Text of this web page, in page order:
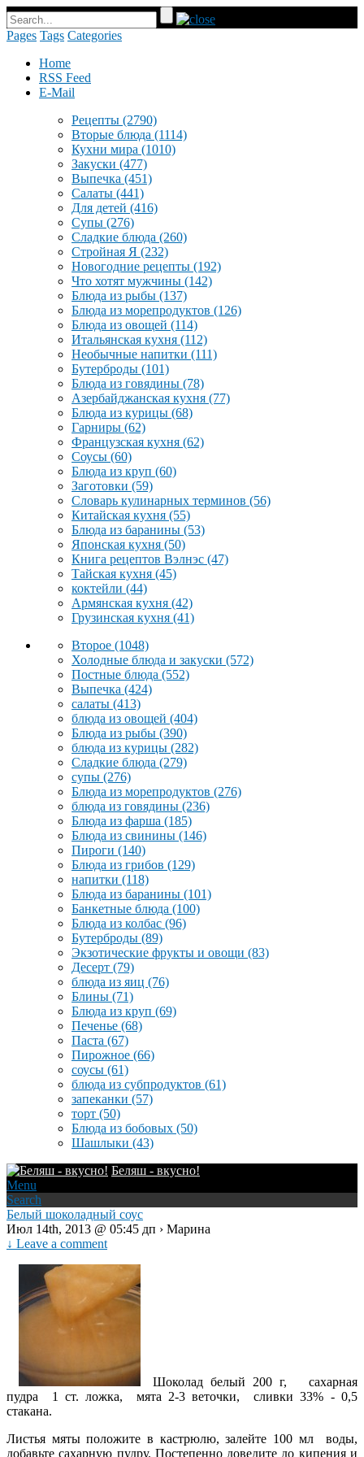
Pages Tags Categories
Home
RSS Feed
E-Mail
Рецепты (2790)
Вторые блюда (1114)
Кухни мира (1010)
Закуски (477)
Выпечка (451)
Салаты (441)
Для детей (416)
Супы (276)
Сладкие блюда (260)
Стройная Я (232)
Новогодние рецепты (192)
Что хотят мужчины (142)
Блюда из рыбы (137)
Блюда из морепродуктов (126)
Блюда из овощей (114)
Итальянская кухня (112)
Необычные напитки (111)
Бутерброды (101)
Блюда из говядины (78)
Азербайджанская кухня (77)
Блюда из курицы (68)
Гарниры (62)
Французская кухня (62)
Соусы (60)
Блюда из круп (60)
Заготовки (59)
Словарь кулинарных терминов (56)
Китайская кухня (55)
Блюда из баранины (53)
Японская кухня (50)
Книга рецептов Вэлнэс (47)
Тайская кухня (45)
коктейли (44)
Армянская кухня (42)
Грузинская кухня (41)
Второе (1048)
Холодные блюда и закуски (572)
Постные блюда (552)
Выпечка (424)
салаты (413)
блюда из овощей (404)
Блюда из рыбы (390)
блюда из курицы (282)
Сладкие блюда (279)
супы (276)
Блюда из морепродуктов (276)
блюда из говядины (236)
Блюда из фарша (185)
Блюда из свинины (146)
Пироги (140)
Блюда из грибов (129)
напитки (118)
Блюда из баранины (101)
Банкетные блюда (100)
Блюда из колбас (96)
Бутерброды (89)
Экзотические фрукты и овощи (83)
Десерт (79)
блюда из яиц (76)
Блины (71)
Блюда из круп (69)
Печенье (68)
Паста (67)
Пирожное (66)
соусы (61)
блюда из субпродуктов (61)
запеканки (57)
торт (50)
Блюда из бобовых (50)
Шашлыки (43)
Беляш - вкусно!
Menu
Search
Белый шоколадный соус
Июл 14th, 2013 @ 05:45 дп › Марина
↓ Leave a comment
Шоколад белый 200 г, сахарная
пудра 1 ст. ложка, мята 2-3 веточки, сливки 33% - 0,5
стакана.
Листья мяты положите в кастрюлю, залейте 100 мл воды,
добавьте сахарную пудру. Постепенно доведите до кипения и